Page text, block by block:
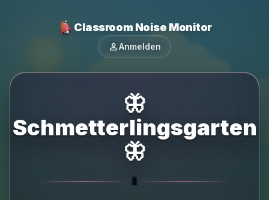
Classroom Noise Monitor
personAnmelden
🦋
Schmetterlingsgarten
🦋
🐛